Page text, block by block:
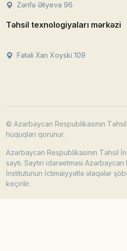
Zərifə Əliyeva 96
Təhsil texnologiyaları mərkəzi
Fətəli Xan Xoyski 109
© Azərbaycan Respublikasının
hüquqları qorunur.
Azərbaycan Respublikasının Təhsil
saytı. Saytın idarəetməsi Azərbaycan
İnstitutunun İctimaiyyətlə əlaqələr
keçirilir.